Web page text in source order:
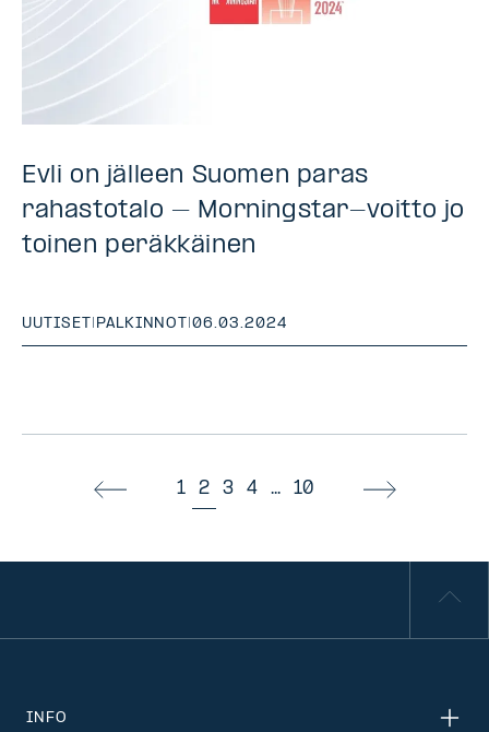
Evli on jälleen Suomen paras
rahastotalo – Morningstar-voitto jo
toinen peräkkäinen
UUTISET | PALKINNOT |06.03.2024
1 2 3 4 ... 10
INFO